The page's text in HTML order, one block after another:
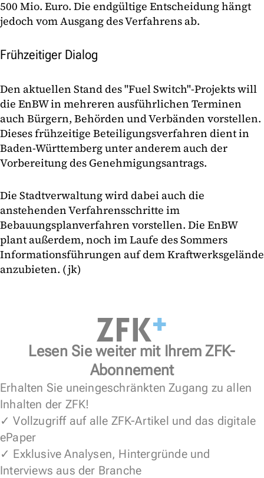
500 Mio. Euro. Die endgültige Entscheidung hängt
jedoch vom Ausgang des Verfahrens ab.
Frühzeitiger Dialog
Den aktuellen Stand des "Fuel Switch"-Projekts will
die EnBW in mehreren ausführlichen Terminen
auch Bürgern, Behörden und Verbänden vorstellen.
Dieses frühzeitige Beteiligungsverfahren dient in
Baden-Württemberg unter anderem auch der
Vorbereitung des Genehmigungsantrags.
Die Stadtverwaltung wird dabei auch die
anstehenden Verfahrensschritte im
Bebauungsplanverfahren vorstellen. Die EnBW
plant außerdem, noch im Laufe des Sommers
Informationsführungen auf dem Kraftwerksgelände
anzubieten. (jk)
Lesen Sie weiter mit Ihrem ZFK-
Abonnement
Erhalten Sie uneingeschränkten Zugang zu allen
Inhalten der ZFK!
✓ Vollzugriff auf alle ZFK-Artikel und das digitale
ePaper
✓ Exklusive Analysen, Hintergründe und
Interviews aus der Branche